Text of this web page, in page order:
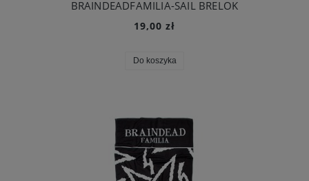
BRAINDEADFAMILIA-SAIL BRELOK
19,00 zł
Do koszyka